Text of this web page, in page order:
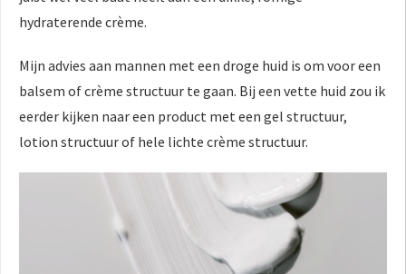
hydraterende crème.
Mijn advies aan mannen met een droge huid is om voor een
balsem of crème structuur te gaan. Bij een vette huid zou ik
eerder kijken naar een product met een gel structuur,
lotion structuur of hele lichte crème structuur.